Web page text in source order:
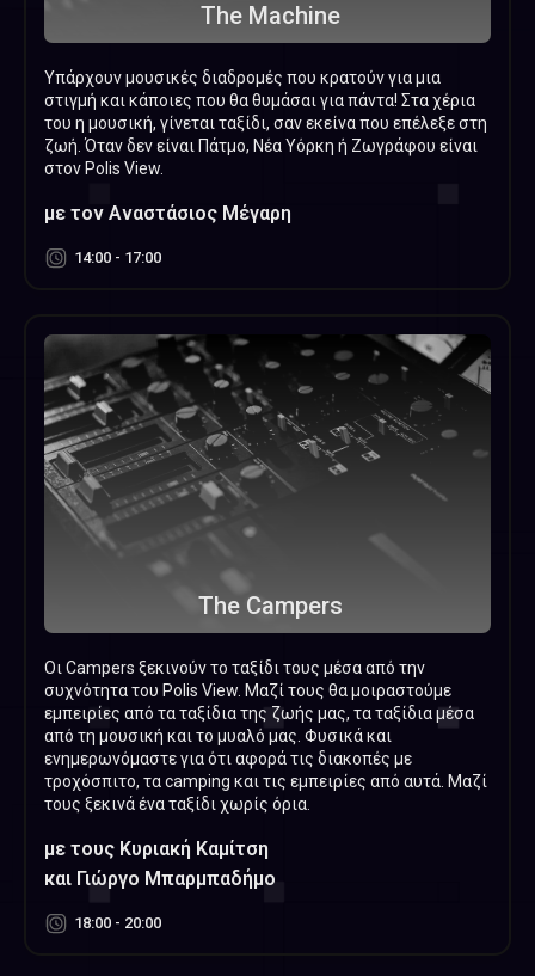
The Machine
Υπάρχουν μουσικές διαδρομές που κρατούν για μια
στιγμή και κάποιες που θα θυμάσαι για πάντα! Στα χέρια
του η μουσική, γίνεται ταξίδι, σαν εκείνα που επέλεξε στη
ζωή. Όταν δεν είναι Πάτμο, Νέα Υόρκη ή Ζωγράφου είναι
στον Polis View.
με τον Αναστάσιος Μέγαρη
14:00 - 17:00
Τhe Campers
Οι Campers ξεκινούν το ταξίδι τους μέσα από την
συχνότητα του Polis View. Μαζί τους θα μοιραστούμε
εμπειρίες από τα ταξίδια της ζωής μας, τα ταξίδια μέσα
από τη μουσική και το μυαλό μας. Φυσικά και
ενημερωνόμαστε για ότι αφορά τις διακοπές με
τροχόσπιτο, τα camping και τις εμπειρίες από αυτά. Μαζί
τους ξεκινά ένα ταξίδι χωρίς όρια.
με τους Κυριακή Καμίτση
και Γιώργο Μπαρμπαδήμο
18:00 - 20:00